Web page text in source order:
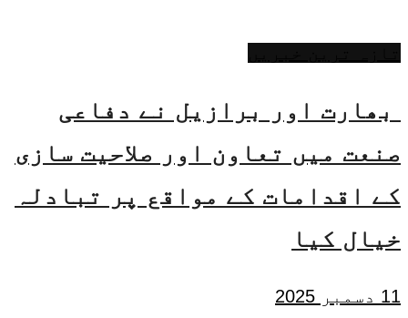
بھارت اور برازیل نے دفاعی
صنعت میں تعاون اور صلاحیت سازی
کے اقدامات کے مواقع پر تبادلہ
خیال کیا
11 دسمبر 2025